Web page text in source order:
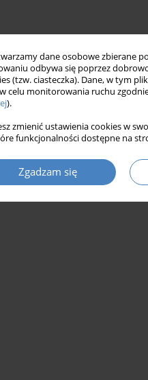
dane osobowe zbierane
odbywa się poprzez
(tzw. ciasteczka). Dane, w tym
celu monitorowania ruchu
).
zmienić ustawienia cookies w
funkcjonalności dostępne na
Zgadzam się